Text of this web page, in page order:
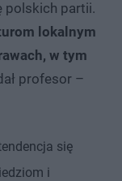
polskich partii.
lokalnym
w tym
profesor –
się
i